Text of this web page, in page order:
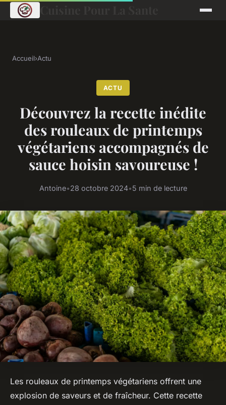
Accueil›Actu
ACTU
Découvrez la recette inédite
des rouleaux de printemps
végétariens accompagnés de
sauce hoisin savoureuse !
Antoine•28 octobre 2024•5 min de lecture
Les rouleaux de printemps végétariens offrent une
explosion de saveurs et de fraîcheur. Cette recette